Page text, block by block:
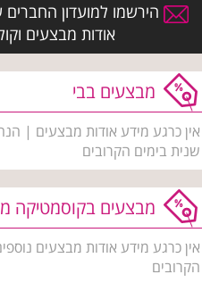
הירשמו למועדון החברים
אודות מבצעים
מבצעים בבי
אין כרגע מידע אודות מבצעים |
שנית בימים הקרובים
מבצעים בקוסמטיקה
אין כרגע מידע אודות מבצעים
הקרובים